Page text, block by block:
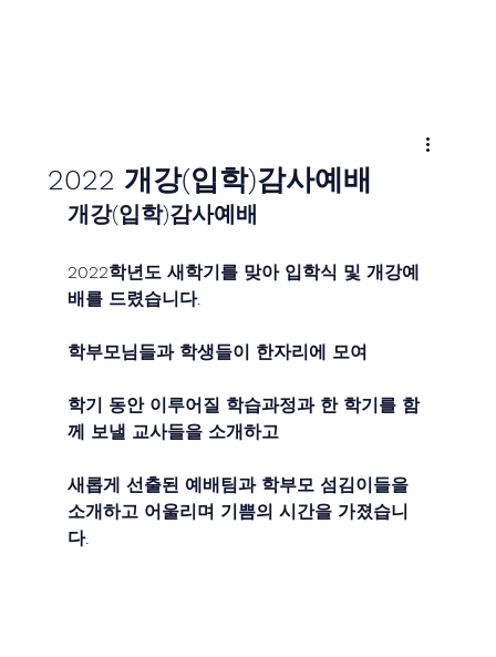
2022 개강(입학)감사예배
개강(입학)감사예배
2022학년도 새학기를 맞아 입학식 및 개강예
배를 드렸습니다.
학부모님들과 학생들이 한자리에 모여
학기 동안 이루어질 학습과정과 한 학기를 함
께 보낼 교사들을 소개하고
새롭게 선출된 예배팀과 학부모 섬김이들을
소개하고 어울리며 기쁨의 시간을 가졌습니
다.